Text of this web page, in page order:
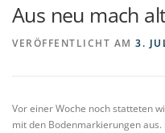
LINKS
Aus neu mach
VERÖFFENTLICHT AM 3.
Vor einer Woche noch statteten
mit den Bodenmarkierungen